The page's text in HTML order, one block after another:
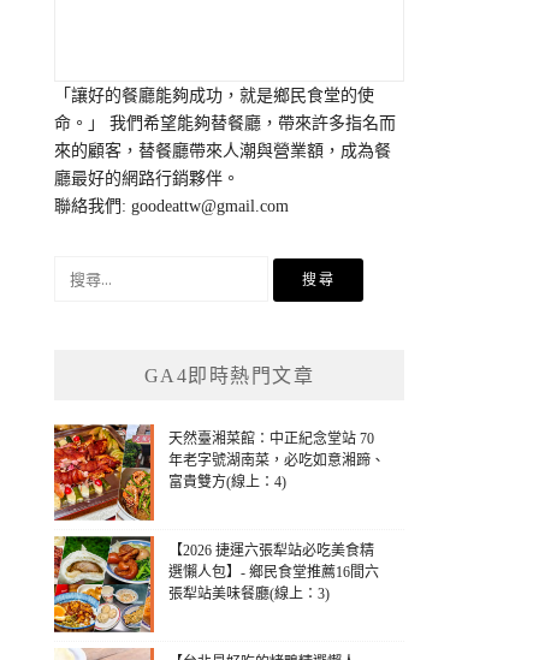
「讓好的餐廳能夠成功，就是鄉民食堂的使
命。」 我們希望能夠替餐廳，帶來許多指名而
來的顧客，替餐廳帶來人潮與營業額，成為餐
廳最好的網路行銷夥伴。
聯絡我們:goodeattw@gmail.com
GA4即時熱門文章
天然臺湘菜館：中正紀念堂站 70
年老字號湖南菜，必吃如意湘蹄、
富貴雙方(線上：4)
【2026 捷運六張犁站必吃美食精
選懶人包】- 鄉民食堂推薦16間六
張犁站美味餐廳(線上：3)